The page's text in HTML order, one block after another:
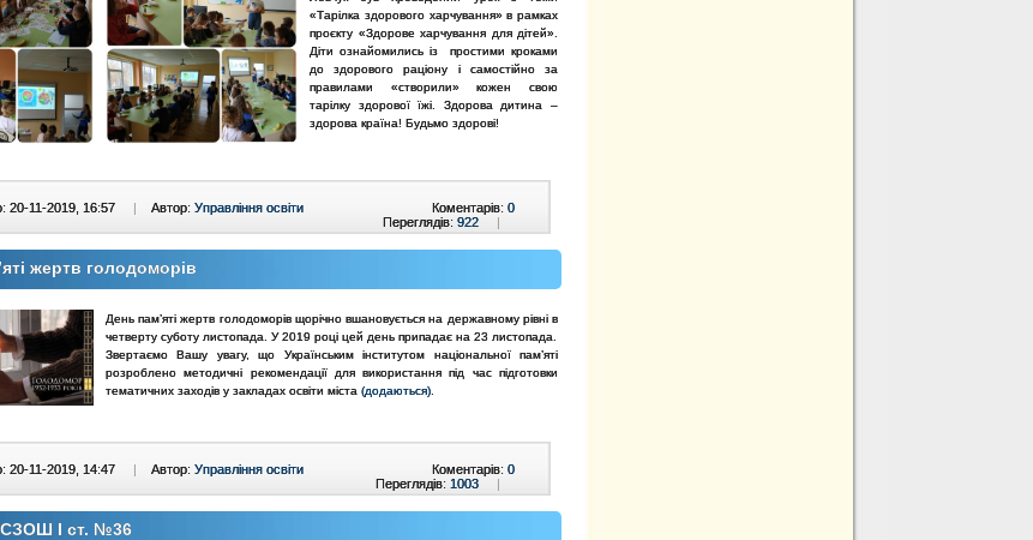
«Тарілка здорового харчування» в рамках
проєкту «Здорове харчування для дітей».
Діти ознайомились із простими кроками
до здорового раціону і самостійно за
правилами «створили» кожен свою
тарілку здорової їжі. Здорова дитина –
здорова країна! Будьмо здорові!
20-11-2019, 16:57 | Автор: Управління освіти Коментарів: 0
Переглядів: 922 |
жертв голодоморів
День пам’яті жертв голодоморів щорічно вшановується на державному рівні в
четверту суботу листопада. У 2019 році цей день припадає на 23 листопада.
Звертаємо Вашу увагу, що Українським інститутом національної пам’яті
розроблено методичні рекомендації для використання під час підготовки
тематичних заходів у закладах освіти міста (додаються)
20-11-2019, 14:47 | Автор: Управління освіти Коментарів: 0
Переглядів: 1003 |
І ст. №36